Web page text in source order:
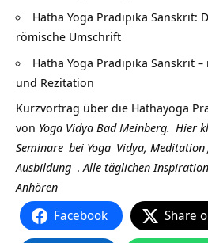
Hatha Yoga Pradipika Sanskrit:
römische Umschrift
Hatha Yoga Pradipika Sanskrit
und Rezitation
Kurzvortrag über die Hathayoga
von Yoga Vidya Bad Meinberg. Hier
Seminare bei Yoga Vidya, Meditation
Ausbildung .Alle täglichen
Anhören
Facebook Share